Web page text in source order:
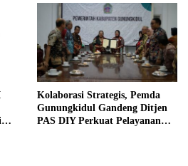
Kolaborasi Strategis, Pemda
Gunungkidul Gandeng Ditjen
PAS DIY Perkuat Pelayanan